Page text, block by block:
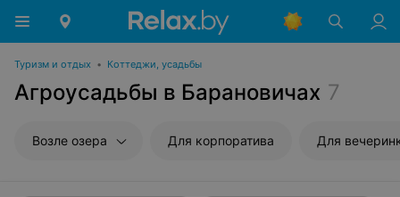
Туризм и отдых • Коттеджи, усадьбы
Агроусадьбы в Барановичах 7
Возле озера Для корпоратива Для